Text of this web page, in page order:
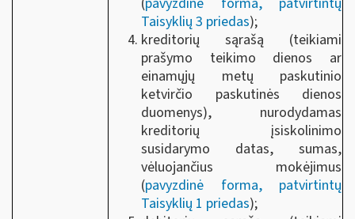
Taisyklių 3 priedas);
kreditorių sąrašą (teikiami
prašymo teikimo dienos ar
einamųjų metų paskutinio
ketvirčio paskutinės dienos
duomenys), nurodydamas
kreditorių įsiskolinimo
susidarymo datas, sumas,
vėluojančius mokėjimus
(pavyzdinė forma, patvirtintų
Taisyklių 1 priedas);